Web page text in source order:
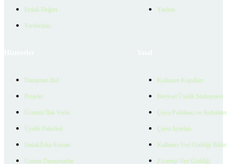
Emlak Değeri
Verilerimiz
Yardım
Danışman Bul
Projeler
Ücretsiz İlan Verin
Üyelik Paketleri
EmlakZeka Asistan
Uzman Danışmanlar
Kullanım Koşulları
Bireysel Üyelik Sözleşmesi
Çerez Politikası ve
Çerez Ayarları
Kullanıcı Veri Gizliliği
Ziyaretçi Veri Gizliliği